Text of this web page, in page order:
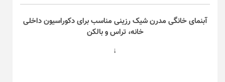
آبنمای خانگی مدرن شیک رزینی مناسب برای دکوراسیون داخلی
خانه، تراس و بالکن
↓